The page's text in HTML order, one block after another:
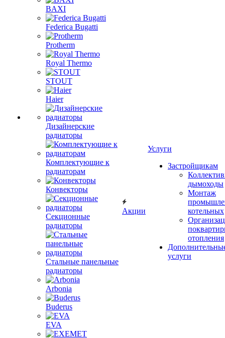
BAXI
Federica Bugatti
Protherm
Royal Thermo
STOUT
Haier
Дизайнерские
радиаторы
Комплектующие к
радиаторам
Конвекторы
Секционные
радиаторы
Стальные панельные
радиаторы
Arbonia
Buderus
EVA
Акции
Услуги
Застройщикам
дымоходы
Монтаж
котельных
отопления
услуги